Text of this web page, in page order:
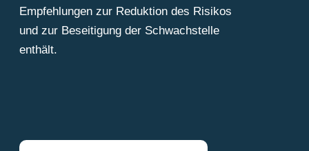
Empfehlungen zur Reduktion des Risikos
und zur Beseitigung der Schwachstelle
enthält.